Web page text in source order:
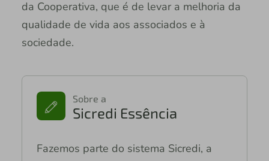
da Cooperativa, que é de levar a melhoria da
qualidade de vida aos associados e à
sociedade.
Sobre a
Sicredi Essência
Fazemos parte do sistema Sicredi, a